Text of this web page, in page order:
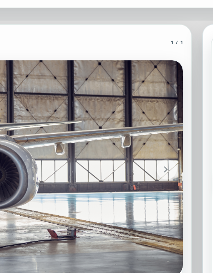
Wissen zum Thema Aviation im Bereich
Unterstützerinformationen und veröffentlichte
1 / 1